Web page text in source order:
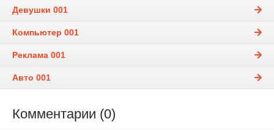
Девушки 001
Компьютер 001
Реклама 001
Авто 001
Комментарии (0)